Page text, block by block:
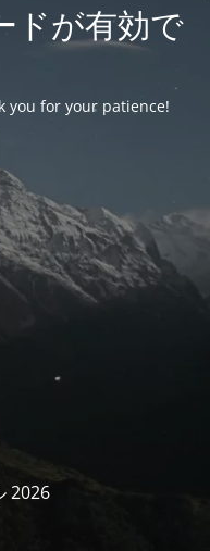
ドが有効で
you for your patience!
2026